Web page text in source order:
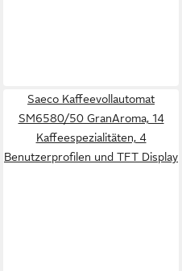
Saeco Kaffeevollautomat
SM6580/50 GranAroma, 14
Kaffeespezialitäten, 4
Benutzerprofilen und TFT Display